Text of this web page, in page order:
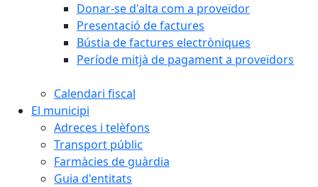
Donar-se d'alta com a proveïdor
Presentació de factures
Bústia de factures electròniques
Període mitjà de pagament a proveïdors
Calendari fiscal
El municipi
Adreces i telèfons
Transport públic
Farmàcies de guàrdia
Guia d'entitats